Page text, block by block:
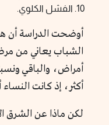
الفشل الكلوي.
أكثر، إذ كانت
لكن ماذا عن الشرق